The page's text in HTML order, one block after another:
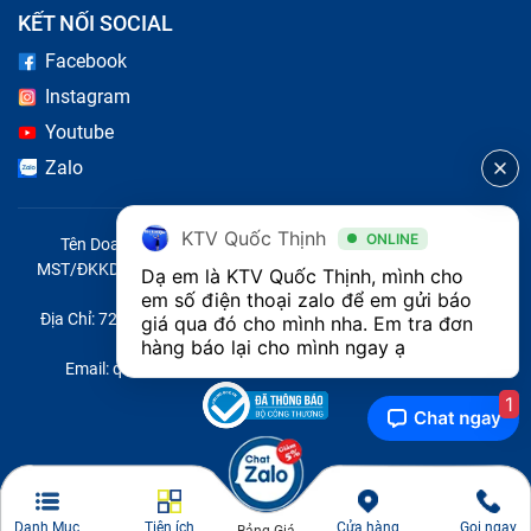
Ổ đĩa DVD laptop Ổ Dvd Imac Retina 5K 27 Inch 2014
(đã tính công) bị lỗi có thể do mắt đọc
Giá của thay DVD lap top Ổ Dvd Imac
KẾT NỐI SOCIAL
Facebook
Instagram
Youtube
Zalo
Tên Doanh Nghiệp: CÔNG TY TNHH CITY ONE VIỆT NAM
MST/ĐKKD/QĐTL: 0316569346 do sở KHĐT TP.HCM cấp ngày
14/04/2023
Địa Chỉ: 721 Trường Chinh, Phường Tây Thạnh, Quận Tân Phú,
Thành phố Hồ Chí Minh, Việt Nam
Email: quoc@baohanhone.com | Điện Thoại: 18001236
Danh Mục Tiện ích Cửa hàng Gọi ngay
KTV Quốc Thịnh ONLINE
Dạ em là KTV Quốc Thịnh, mình cho
em số điện thoại zalo để em gửi báo
giá qua đó cho mình nha. Em tra đơn
hàng báo lại cho mình ngay ạ
1